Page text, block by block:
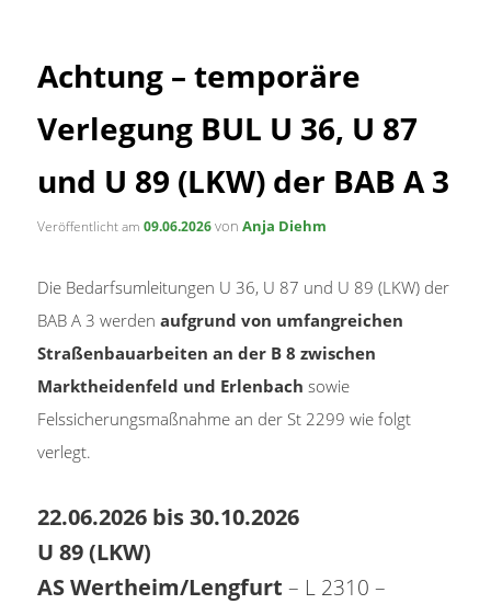
springen
Achtung – temporäre
Verlegung BUL U 36, U 87
und U 89 (LKW) der BAB A 3
Veröffentlicht am09.06.2026vonAnja Diehm
Die Bedarfsumleitungen U 36, U 87 und U 89 (LKW) der
BAB A 3 werdenaufgrund von umfangreichen
Straßenbauarbeiten an der B 8 zwischen
Marktheidenfeld und Erlenbach sowie
Felssicherungsmaßnahme an der St 2299 wie folgt
verlegt.
22.06.2026 bis 30.10.2026
U 89 (LKW)
AS Wertheim/Lengfurt – L 2310 –